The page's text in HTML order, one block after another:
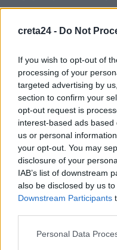
creta24 - Do Not
If you wish to opt-out of
processing of your
targeted advertising by
section to confirm your
opt-out request is
interest-based ads
us or personal
your opt-out. You may
disclosure of your
IAB’s list of downstream
also be disclosed by us
Downstream Participants
Personal Data
τη διάρκεια της
Newsroom 16 Ιουνίου,
ΡΟΗ ΕΙΔΗΣΕΩΝ
Πότε θα πληρωθούν οι
8 Αυγούστου, 2026
Τα κύματα καύσωνα στην
θα αλλάξουν τη γεύση
8 Αυγούστου, 2026
Λεύκανση δοντιών: